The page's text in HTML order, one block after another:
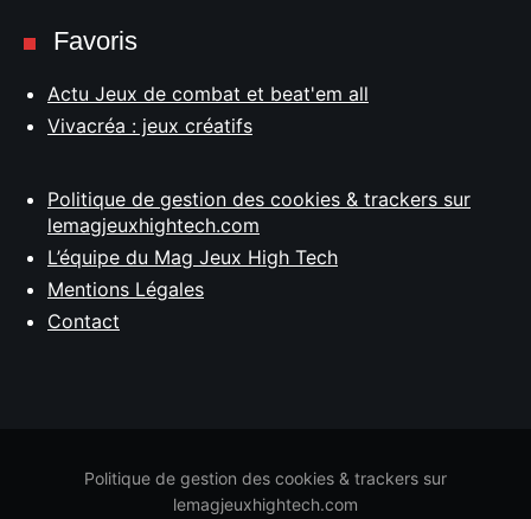
Favoris
Actu Jeux de combat et beat'em all
Vivacréa : jeux créatifs
Politique de gestion des cookies & trackers sur
lemagjeuxhightech.com
L’équipe du Mag Jeux High Tech
Mentions Légales
Contact
Politique de gestion des cookies & trackers sur
lemagjeuxhightech.com